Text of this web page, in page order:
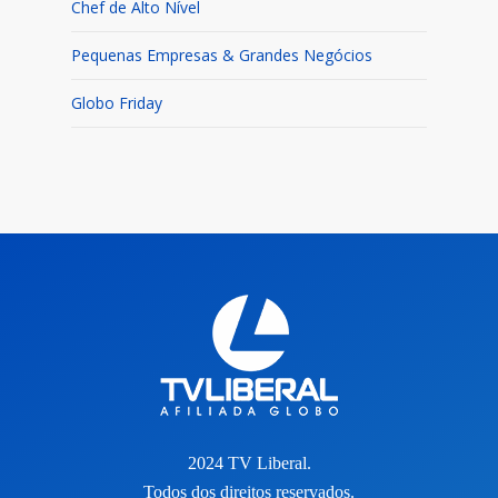
Chef de Alto Nível
Pequenas Empresas & Grandes Negócios
Globo Friday
2024 TV Liberal.
Todos dos direitos reservados.